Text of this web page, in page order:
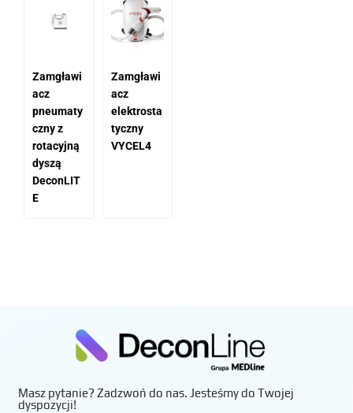
Zamgławi
acz
pneumaty
czny z
rotacyjną
dyszą
DeconLIT
E
Zamgławi
acz
elektrosta
tyczny
VYCEL4
Masz pytanie? Zadzwoń do nas. Jesteśmy do Twojej
dyspozycji!